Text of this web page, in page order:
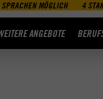
MÖGLICH 4
ANGEBOTE